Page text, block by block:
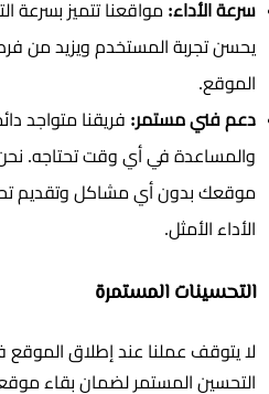
سرعة الأداء: مواقعنا تتميز بسرعة
يحسن تجربة المستخدم ويزيد من
الموقع.
دعم فني مستمر: فريقنا متواجد
والمساعدة في أي وقت تحتاجه.
موقعك بدون أي مشاكل وتقديم
الأداء الأمثل.
التحسينات المستمرة
لا يتوقف عملنا عند إطلاق
التحسين المستمر لضمان بقاء